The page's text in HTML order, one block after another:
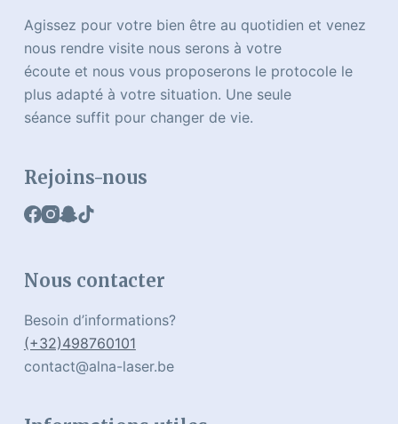
Agissez pour votre bien être au quotidien et venez
nous rendre visite nous serons à votre
écoute et nous vous proposerons le protocole le
plus adapté à votre situation. Une seule
séance suffit pour changer de vie.
Rejoins-nous
Nous contacter
Besoin d’informations?
(+32)498760101
contact@alna-laser.be